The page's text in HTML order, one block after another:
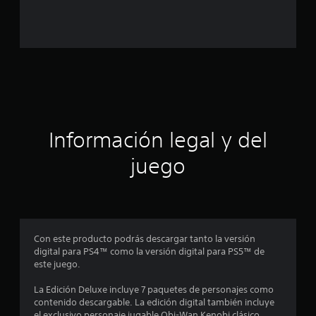
e
r
e
Información legal y del
juego
Con este producto podrás descargar tanto la versión
digital para PS4™ como la versión digital para PS5™ de
este juego.
La Edición Deluxe incluye 7 paquetes de personajes como
contenido descargable. La edición digital también incluye